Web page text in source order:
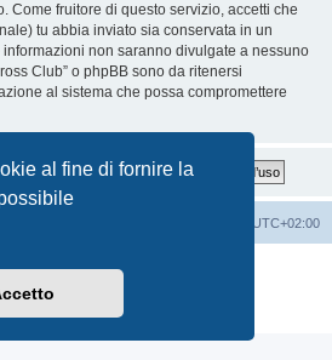
al fine di fornire la
Come fruitore di questo servizio, accetti che
tu abbia inviato sia conservata in un
non saranno divulgate a nessuno
Club” o phpBB sono da ritenersi
al sistema che possa compromettere
UTC+02:00
Italiana